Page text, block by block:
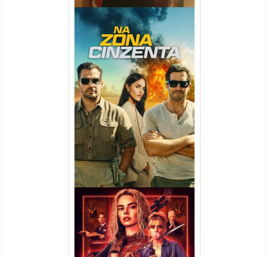
Na Zona Cinzenta Torrent
(2026) WEB-DL 1080p/4K
Dual Áudio